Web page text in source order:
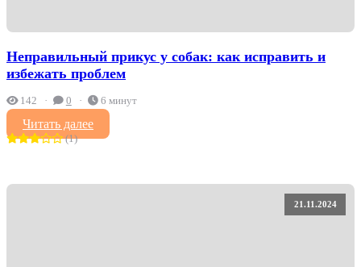
Неправильный прикус у собак: как исправить и
избежать проблем
142 0 6 минут
Читать далее
(1)
21.11.2024